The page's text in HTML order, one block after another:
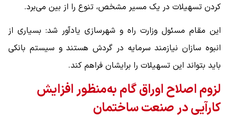
کردن تسهیلات در یک مسیر مشخص، تنوع را از بین می‌برد.
این مقام مسئول وزارت راه و شهرسازی یادآور شد: بسیاری از
انبوه سازان نیازمند سرمایه در گردش هستند و سیستم بانکی
باید بتواند این تسهیلات را برایشان فراهم کند.
لزوم اصلاح اوراق گام به‌منظور افزایش
کارآیی در صنعت ساختمان